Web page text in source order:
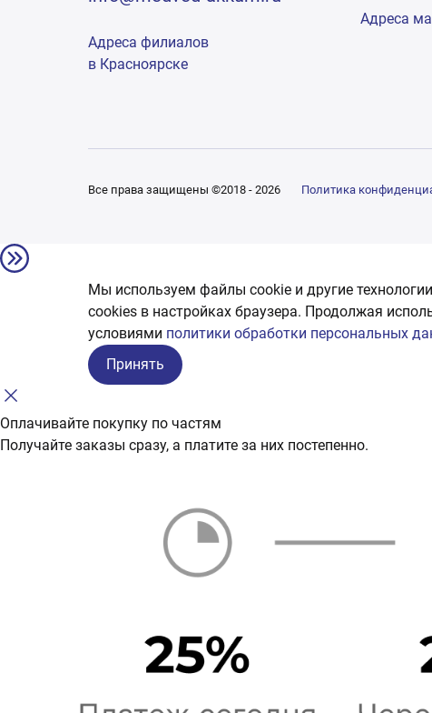
Адреса филиалов
в Красноярске
Адреса
Все права защищены ©2018 - 2026 Политика
Мы используем файлы cookie и другие
сookies в настройках браузера. Продолжая
условиями политики обработки персональных
Принять
Оплачивайте покупку по частям
Получайте заказы сразу, а платите за них постепенно.